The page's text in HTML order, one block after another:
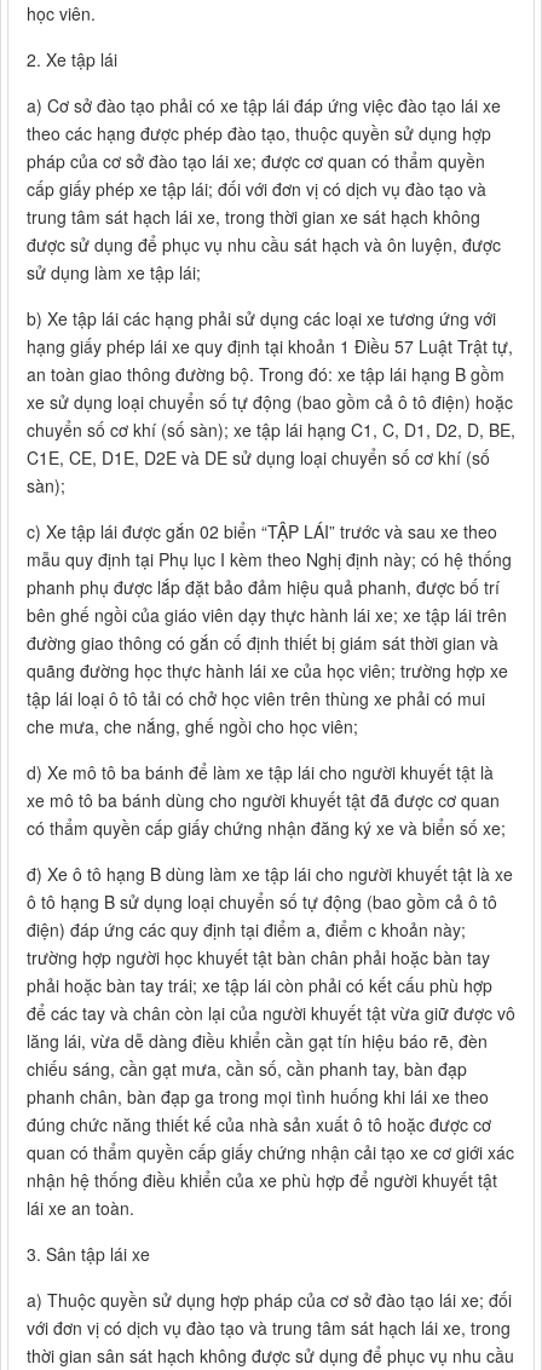
học viên.
2. Xe tập lái
a) Cơ sở đào tạo phải có xe tập lái đáp ứng việc đào tạo lái xe
theo các hạng được phép đào tạo, thuộc quyền sử dụng hợp
pháp của cơ sở đào tạo lái xe; được cơ quan có thẩm quyền
cấp giấy phép xe tập lái; đối với đơn vị có dịch vụ đào tạo và
trung tâm sát hạch lái xe, trong thời gian xe sát hạch không
được sử dụng để phục vụ nhu cầu sát hạch và ôn luyện, được
sử dụng làm xe tập lái;
b) Xe tập lái các hạng phải sử dụng các loại xe tương ứng với
hạng giấy phép lái xe quy định tại khoản 1 Điều 57 Luật Trật tự,
an toàn giao thông đường bộ. Trong đó: xe tập lái hạng B gồm
xe sử dụng loại chuyển số tự động (bao gồm cả ô tô điện) hoặc
chuyển số cơ khí (số sàn); xe tập lái hạng C1, C, D1, D2, D, BE,
C1E, CE, D1E, D2E và DE sử dụng loại chuyển số cơ khí (số
sàn);
c) Xe tập lái được gắn 02 biển “TẬP LÁI” trước và sau xe theo
mẫu quy định tại Phụ lục I kèm theo Nghị định này; có hệ thống
phanh phụ được lắp đặt bảo đảm hiệu quả phanh, được bố trí
bên ghế ngồi của giáo viên dạy thực hành lái xe; xe tập lái trên
đường giao thông có gắn cố định thiết bị giám sát thời gian và
quãng đường học thực hành lái xe của học viên; trường hợp xe
tập lái loại ô tô tải có chở học viên trên thùng xe phải có mui
che mưa, che nắng, ghế ngồi cho học viên;
d) Xe mô tô ba bánh để làm xe tập lái cho người khuyết tật là
xe mô tô ba bánh dùng cho người khuyết tật đã được cơ quan
có thẩm quyền cấp giấy chứng nhận đăng ký xe và biển số xe;
đ) Xe ô tô hạng B dùng làm xe tập lái cho người khuyết tật là xe
ô tô hạng B sử dụng loại chuyển số tự động (bao gồm cả ô tô
điện) đáp ứng các quy định tại điểm a, điểm c khoản này;
trường hợp người học khuyết tật bàn chân phải hoặc bàn tay
phải hoặc bàn tay trái; xe tập lái còn phải có kết cấu phù hợp
để các tay và chân còn lại của người khuyết tật vừa giữ được vô
lăng lái, vừa dễ dàng điều khiển cần gạt tín hiệu báo rẽ, đèn
chiếu sáng, cần gạt mưa, cần số, cần phanh tay, bàn đạp
phanh chân, bàn đạp ga trong mọi tình huống khi lái xe theo
đúng chức năng thiết kế của nhà sản xuất ô tô hoặc được cơ
quan có thẩm quyền cấp giấy chứng nhận cải tạo xe cơ giới xác
nhận hệ thống điều khiển của xe phù hợp để người khuyết tật
lái xe an toàn.
3. Sân tập lái xe
a) Thuộc quyền sử dụng hợp pháp của cơ sở đào tạo lái xe; đối
với đơn vị có dịch vụ đào tạo và trung tâm sát hạch lái xe, trong
thời gian sân sát hạch không được sử dụng để phục vụ nhu cầu